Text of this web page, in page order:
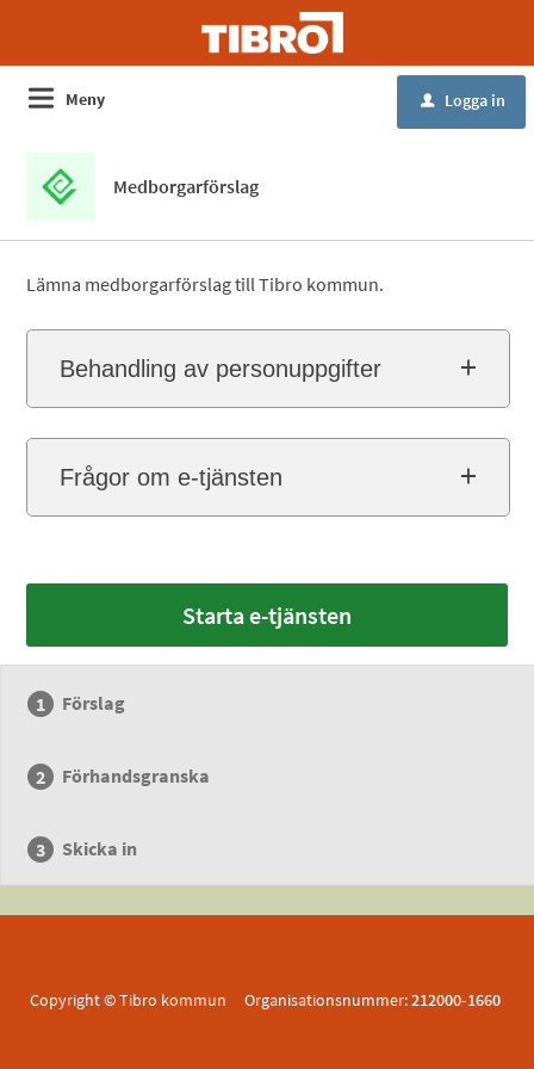
Meny u Logga in
Medborgarförslag
Lämna medborgarförslag till Tibro kommun.
Behandling av personuppgifter
Frågor om e-tjänsten
Starta e-tjänsten
Förslag
Förhandsgranska
Skicka in
Copyright © Tibro kommun Organisationsnummer:212000-1660